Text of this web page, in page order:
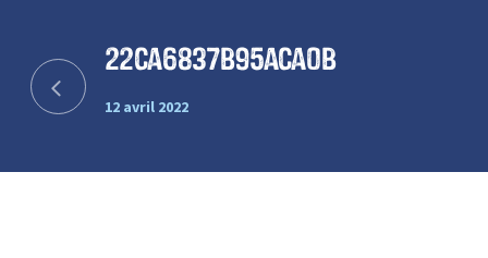
22ca6837b95aca0b
12 avril 2022